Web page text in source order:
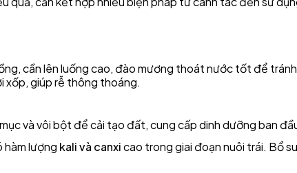
cần lên luống cao, đào mương thoát nước tốt để
giúp rễ thông thoáng.
và vôi bột để cải tạo đất, cung cấp dinh dưỡng ban
hàm lượng kali và canxicao trong giai đoạn nuôi trái. Bổ